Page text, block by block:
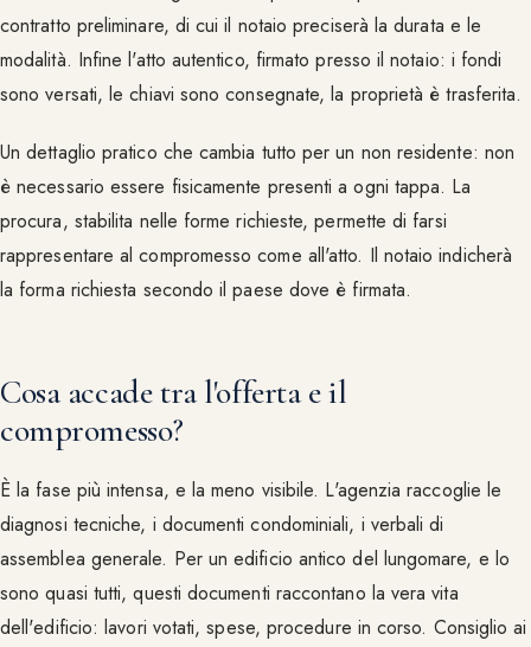
contratto preliminare, di cui il notaio preciserà la durata e le
modalità. Infine l'atto autentico, firmato presso il notaio: i fondi
sono versati, le chiavi sono consegnate, la proprietà è trasferita.
Un dettaglio pratico che cambia tutto per un non residente: non
è necessario essere fisicamente presenti a ogni tappa. La
procura, stabilita nelle forme richieste, permette di farsi
rappresentare al compromesso come all'atto. Il notaio indicherà
la forma richiesta secondo il paese dove è firmata.
Cosa accade tra l'offerta e il
compromesso?
È la fase più intensa, e la meno visibile. L'agenzia raccoglie le
diagnosi tecniche, i documenti condominiali, i verbali di
assemblea generale. Per un edificio antico del lungomare, e lo
sono quasi tutti, questi documenti raccontano la vera vita
dell'edificio: lavori votati, spese, procedure in corso. Consiglio ai